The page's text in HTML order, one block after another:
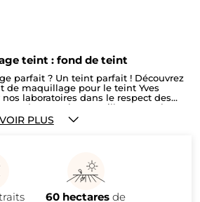
teint : fond de teint
parfait ? Un teint parfait ! Découvrez
de maquillage pour le teint Yves
laboratoires dans le respect des
de peau, le maquillage pour le
également aux besoins de chacune.
fond de teint liquide, poudre de
guide pour découvrir toutes les
en fonction de la couleur choisie
VOIR PLUS
60 hectaresde